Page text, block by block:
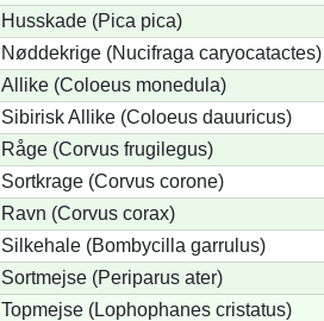
Husskade (Pica pica)
Nøddekrige (Nucifraga caryocatactes)
Allike (Coloeus monedula)
Sibirisk Allike (Coloeus dauuricus)
Råge (Corvus frugilegus)
Sortkrage (Corvus corone)
Ravn (Corvus corax)
Silkehale (Bombycilla garrulus)
Sortmejse (Periparus ater)
Topmejse (Lophophanes cristatus)